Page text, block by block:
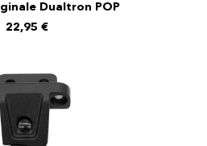
Dualtron POP
22,95 €